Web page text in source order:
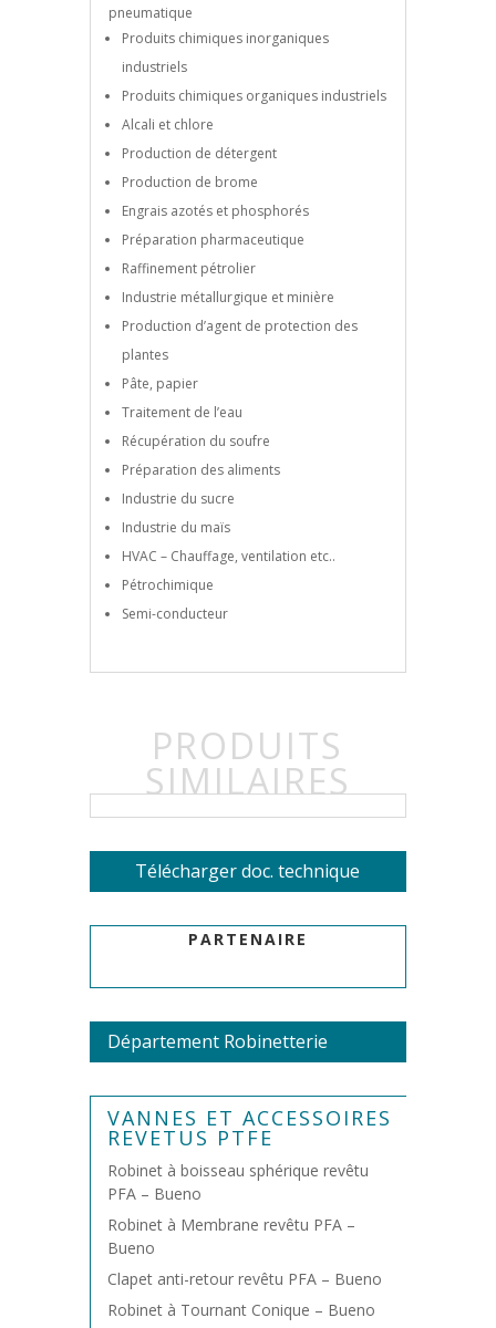
pneumatique
Produits chimiques inorganiques
industriels
Produits chimiques organiques industriels
Alcali et chlore
Production de détergent
Production de brome
Engrais azotés et phosphorés
Préparation pharmaceutique
Raffinement pétrolier
Industrie métallurgique et minière
Production d’agent de protection des
plantes
Pâte, papier
Traitement de l’eau
Récupération du soufre
Préparation des aliments
Industrie du sucre
Industrie du maïs
HVAC – Chauffage, ventilation etc..
Pétrochimique
Semi-conducteur
PRODUITS
SIMILAIRES
Télécharger doc. technique
PARTENAIRE
Département Robinetterie
VANNES ET ACCESSOIRES
REVETUS PTFE
Robinet à boisseau sphérique revêtu
PFA – Bueno
Robinet à Membrane revêtu PFA –
Bueno
Clapet anti-retour revêtu PFA – Bueno
Robinet à Tournant Conique – Bueno